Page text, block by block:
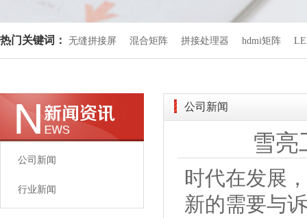
热门关键词： 无缝拼接屏 混合矩阵 拼接处理器 hdmi矩阵
公司新闻
行业新闻
公司新闻
雪亮
时代在发展
新的需要与